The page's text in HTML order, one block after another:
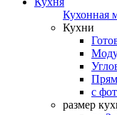
Кухонная
Кухни
с
размер